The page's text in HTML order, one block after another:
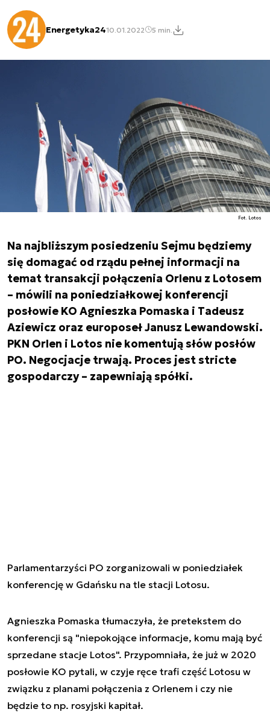
Energetyka2410.01.2022 5 min.
Fot. Lotos
Na najbliższym posiedzeniu Sejmu będziemy
się domagać od rządu pełnej informacji na
temat transakcji połączenia Orlenu z Lotosem
– mówili na poniedziałkowej konferencji
posłowie KO Agnieszka Pomaska i Tadeusz
Aziewicz oraz europoseł Janusz Lewandowski.
PKN Orlen i Lotos nie komentują słów posłów
PO. Negocjacje trwają. Proces jest stricte
gospodarczy – zapewniają spółki.
Parlamentarzyści PO zorganizowali w poniedziałek
konferencję w Gdańsku na tle stacji Lotosu.
Agnieszka Pomaska tłumaczyła, że pretekstem do
konferencji są "niepokojące informacje, komu mają być
sprzedane stacje Lotos". Przypomniała, że już w 2020
posłowie KO pytali, w czyje ręce trafi część Lotosu w
związku z planami połączenia z Orlenem i czy nie
będzie to np. rosyjski kapitał.